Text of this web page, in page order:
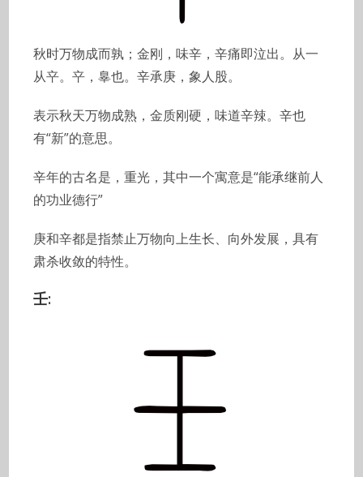
秋时万物成而孰；金刚，味辛，辛痛即泣出。从一
从䇂。䇂，辠也。辛承庚，象人股。
表示秋天万物成熟，金质刚硬，味道辛辣。辛也
有“新”的意思。
辛年的古名是，重光，其中一个寓意是“能承继前人
的功业德行”
庚和辛都是指禁止万物向上生长、向外发展，具有
肃杀收敛的特性。
壬: